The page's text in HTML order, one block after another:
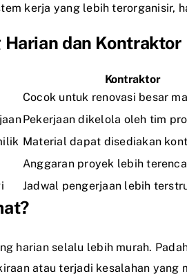
kerja yang lebih terorganisir,
Harian dan Kontraktor
Kontraktor
Cocok untuk renovasi besar
Pekerjaan dikelola oleh tim
Material dapat disediakan
Anggaran proyek lebih
Jadwal pengerjaan lebih
harian selalu lebih murah.
atau terjadi kesalahan yang